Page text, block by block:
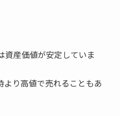
資産価値が安定していま
り高値で売れることもあ